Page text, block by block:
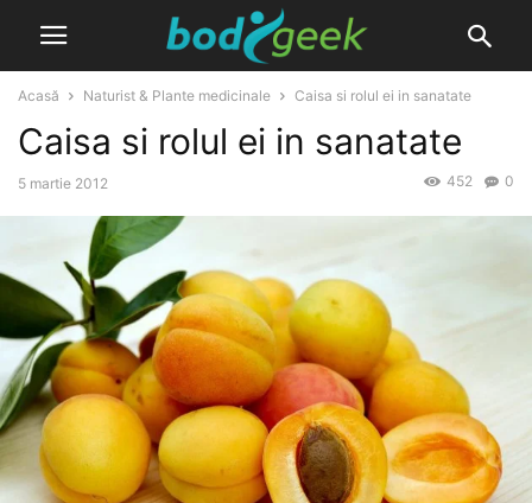
Acasă Naturist & Plante medicinale Caisa si rolul ei in sanatate
Caisa si rolul ei in sanatate
5 martie 2012 0
452